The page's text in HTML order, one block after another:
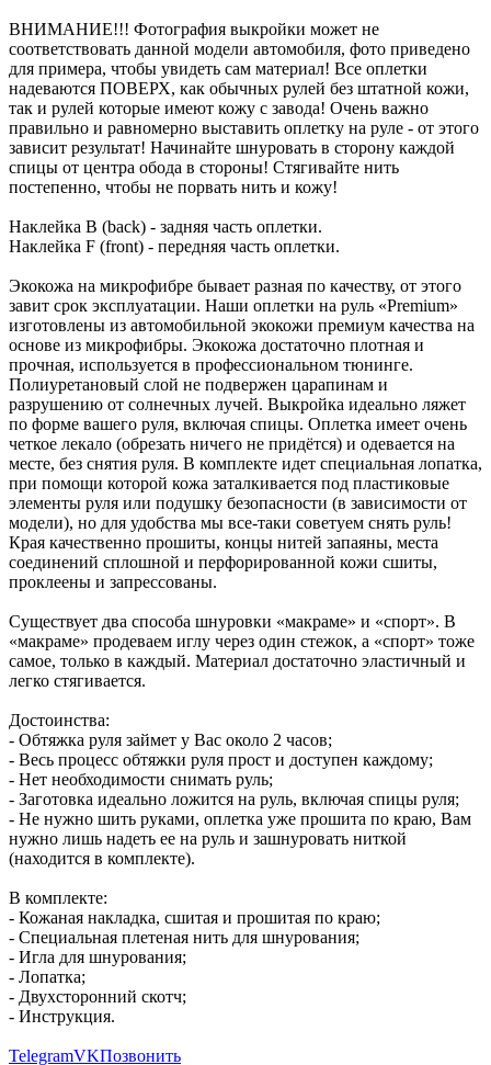
ВНИМАНИЕ!!! Фотография выкройки может не
соответствовать данной модели автомобиля, фото приведено
для примера, чтобы увидеть сам материал! Все оплетки
надеваются ПОВЕРХ, как обычных рулей без штатной кожи,
так и рулей которые имеют кожу с завода! Очень важно
правильно и равномерно выставить оплетку на руле - от этого
зависит результат! Начинайте шнуровать в сторону каждой
спицы от центра обода в стороны! Стягивайте нить
постепенно, чтобы не порвать нить и кожу!
Наклейка B (back) - задняя часть оплетки.
Наклейка F (front) - передняя часть оплетки.
Экокожа на микрофибре бывает разная по качеству, от этого
завит срок эксплуатации. Наши оплетки на руль «Premium»
изготовлены из автомобильной экокожи премиум качества на
основе из микрофибры. Экокожа достаточно плотная и
прочная, используется в профессиональном тюнинге.
Полиуретановый слой не подвержен царапинам и
разрушению от солнечных лучей. Выкройка идеально ляжет
по форме вашего руля, включая спицы. Оплетка имеет очень
четкое лекало (обрезать ничего не придётся) и одевается на
месте, без снятия руля. В комплекте идет специальная лопатка,
при помощи которой кожа заталкивается под пластиковые
элементы руля или подушку безопасности (в зависимости от
модели), но для удобства мы все-таки советуем снять руль!
Края качественно прошиты, концы нитей запаяны, места
соединений сплошной и перфорированной кожи сшиты,
проклеены и запрессованы.
Существует два способа шнуровки «макраме» и «спорт». В
«макраме» продеваем иглу через один стежок, а «спорт» тоже
самое, только в каждый. Материал достаточно эластичный и
легко стягивается.
Достоинства:
- Обтяжка руля займет у Вас около 2 часов;
- Весь процесс обтяжки руля прост и доступен каждому;
- Нет необходимости снимать руль;
- Заготовка идеально ложится на руль, включая спицы руля;
- Не нужно шить руками, оплетка уже прошита по краю, Вам
нужно лишь надеть ее на руль и зашнуровать ниткой
(находится в комплекте).
В комплекте:
- Кожаная накладка, сшитая и прошитая по краю;
- Специальная плетеная нить для шнурования;
- Игла для шнурования;
- Лопатка;
- Двухсторонний скотч;
- Инструкция.
TelegramVKПозвонить